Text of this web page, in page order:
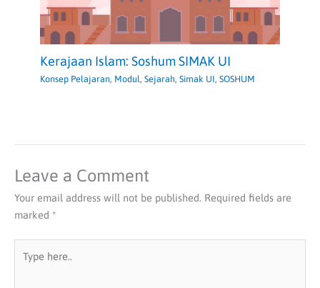
Kerajaan Islam: Soshum SIMAK UI
Konsep Pelajaran, Modul,Sejarah,Simak UI,SOSHUM
Leave a Comment
Your email address will not be published. Required fields are
marked *
here..